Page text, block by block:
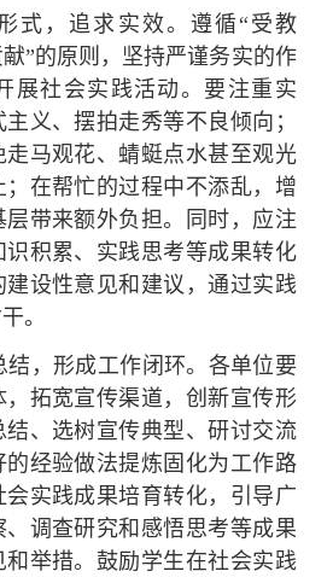
式，追求实效。 遵循“受教
”的原则，坚持严谨务实的作
展社会实践活动。要注重实
义、摆拍走秀等不良倾向；
马观花、蜻蜓点水甚至观光
在帮忙的过程中不添乱，增
带来额外负担。同时，应注
积累、实践思考等成果转化
设性意见和建议，通过实践
。
，形成工作闭环。 各单位要
拓宽宣传渠道，创新宣传形
、选树宣传典型、研讨交流
经验做法提炼固化为工作路
实践成果培育转化，引导广
调查研究和感悟思考等成果
举措。鼓励学生在社会实践